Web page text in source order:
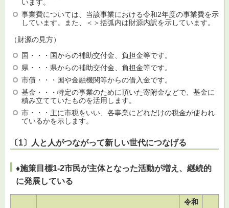
います。
事業費については、当該事業における令和2年度の事業費を示
しています。また、＜＞括弧内は財源内訳を示しています。
（財源の見方）
国・・・国からの補助交付金、負担金等です。
県・・・県からの補助交付金、負担金等です。
市債・・・国や金融機関等からの借入金です。
基金・・・特定の事業のために頂いた寄附金などで、基金に
積み立てていたものを活用します。
市・・・主に市税をいい、各事業にどれだけの税金が使われ
ているかを示します。
〔1〕人と人がつながって新しい世代につなげる
♦施策目標1-2市民が主体となった活動が増え、継続的
に発展している
令和